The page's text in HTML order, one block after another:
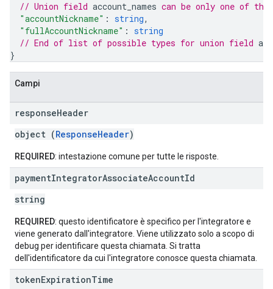
// Union field account_names can be only one of
"accountNickname" : string,
"fullAccountNickname" : string
// End of list of possible types for union field
}
Campi
responseHeader
object (ResponseHeader)
REQUIRED: intestazione comune per tutte le risposte.
paymentIntegratorAssociateAccountId
string
REQUIRED: questo identificatore è specifico per l'integratore e
viene generato dall'integratore. Viene utilizzato solo a scopo di
debug per identificare questa chiamata. Si tratta
dell'identificatore da cui l'integratore conosce questa chiamata.
tokenExpirationTime